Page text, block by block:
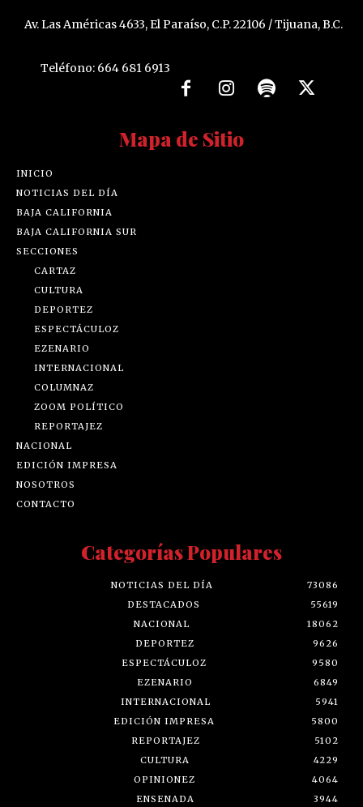
Av. Las Américas 4633, El Paraíso, C.P. 22106 / Tijuana, B.C.
Teléfono: 664 681 6913
Mapa de Sitio
INICIO
NOTICIAS DEL DÍA
BAJA CALIFORNIA
BAJA CALIFORNIA SUR
SECCIONES
CARTAZ
CULTURA
DEPORTEZ
ESPECTÁCULOZ
EZENARIO
INTERNACIONAL
COLUMNAZ
ZOOM POLÍTICO
REPORTAJEZ
NACIONAL
EDICIÓN IMPRESA
NOSOTROS
CONTACTO
Categorías Populares
NOTICIAS DEL DÍA
73086
DESTACADOS
55619
NACIONAL
18062
DEPORTEZ
9626
ESPECTÁCULOZ
9580
EZENARIO
6849
INTERNACIONAL
5941
EDICIÓN IMPRESA
5800
REPORTAJEZ
5102
CULTURA
4229
OPINIONEZ
4064
ENSENADA
3944